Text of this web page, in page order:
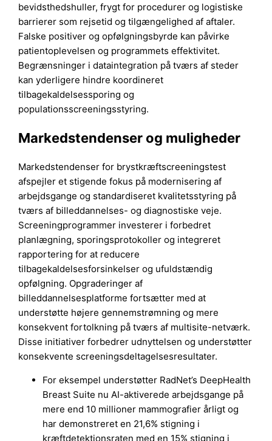
bevidsthedshuller, frygt for procedurer og logistiske
barrierer som rejsetid og tilgængelighed af aftaler.
Falske positiver og opfølgningsbyrde kan påvirke
patientoplevelsen og programmets effektivitet.
Begrænsninger i dataintegration på tværs af steder
kan yderligere hindre koordineret
tilbagekaldelsessporing og
populationsscreeningsstyring.
Markedstendenser og muligheder
Markedstendenser for brystkræftscreeningstest
afspejler et stigende fokus på modernisering af
arbejdsgange og standardiseret kvalitetsstyring på
tværs af billeddannelses- og diagnostiske veje.
Screeningprogrammer investerer i forbedret
planlægning, sporingsprotokoller og integreret
rapportering for at reducere
tilbagekaldelsesforsinkelser og ufuldstændig
opfølgning. Opgraderinger af
billeddannelsesplatforme fortsætter med at
understøtte højere gennemstrømning og mere
konsekvent fortolkning på tværs af multisite-netværk.
Disse initiativer forbedrer udnyttelsen og understøtter
konsekvente screeningsdeltagelsesresultater.
For eksempel understøtter RadNet’s DeepHealth
Breast Suite nu AI-aktiverede arbejdsgange på
mere end 10 millioner mammografier årligt og
har demonstreret en 21,6% stigning i
kræftdetektionsraten med en 15% stigning i